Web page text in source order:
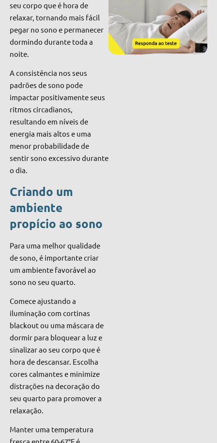
seu corpo que é hora de
relaxar, tornando mais fácil
pegar no sono e permanecer
dormindo durante toda a
noite.
A consistência nos seus
padrões de sono pode
impactar positivamente seus
ritmos circadianos,
resultando em níveis de
energia mais altos e uma
menor probabilidade de
sentir sono excessivo durante
o dia.
Criando um
ambiente
propício ao sono
Para uma melhor qualidade
de sono, é importante criar
um ambiente favorável ao
sono no seu quarto.
Comece ajustando a
iluminação com cortinas
blackout ou uma máscara de
dormir para bloquear a luz e
sinalizar ao seu corpo que é
hora de descansar. Escolha
cores calmantes e minimize
distrações na decoração do
seu quarto para promover a
relaxação.
Manter uma temperatura